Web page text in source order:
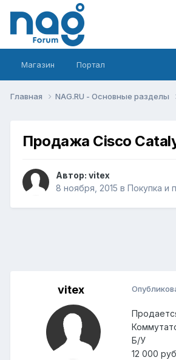
Магазин Портал
Главная NAG.RU - Основные разделы
Продажа Cisco
Автор: vitex
8 ноября, 2015 в Покупка и
vitex
Б/У
12 000